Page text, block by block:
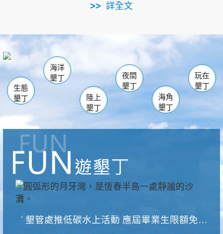
詳全文
南仁湖
海生館
恆春 佳樂水
龍鑾潭自然中心 森林遊樂區
瓊麻館
關山 墾管處遊客中心
社頂公園 風吹沙
船帆石
白砂 龍磐公園
香蕉灣
砂島
鵝鑾鼻
生態
墾丁
海洋
墾丁
陸上
墾丁
夜間
墾丁
海角
墾丁
玩在
墾丁
墾管處推低碳水上活動 應屆畢業生限額免費參加